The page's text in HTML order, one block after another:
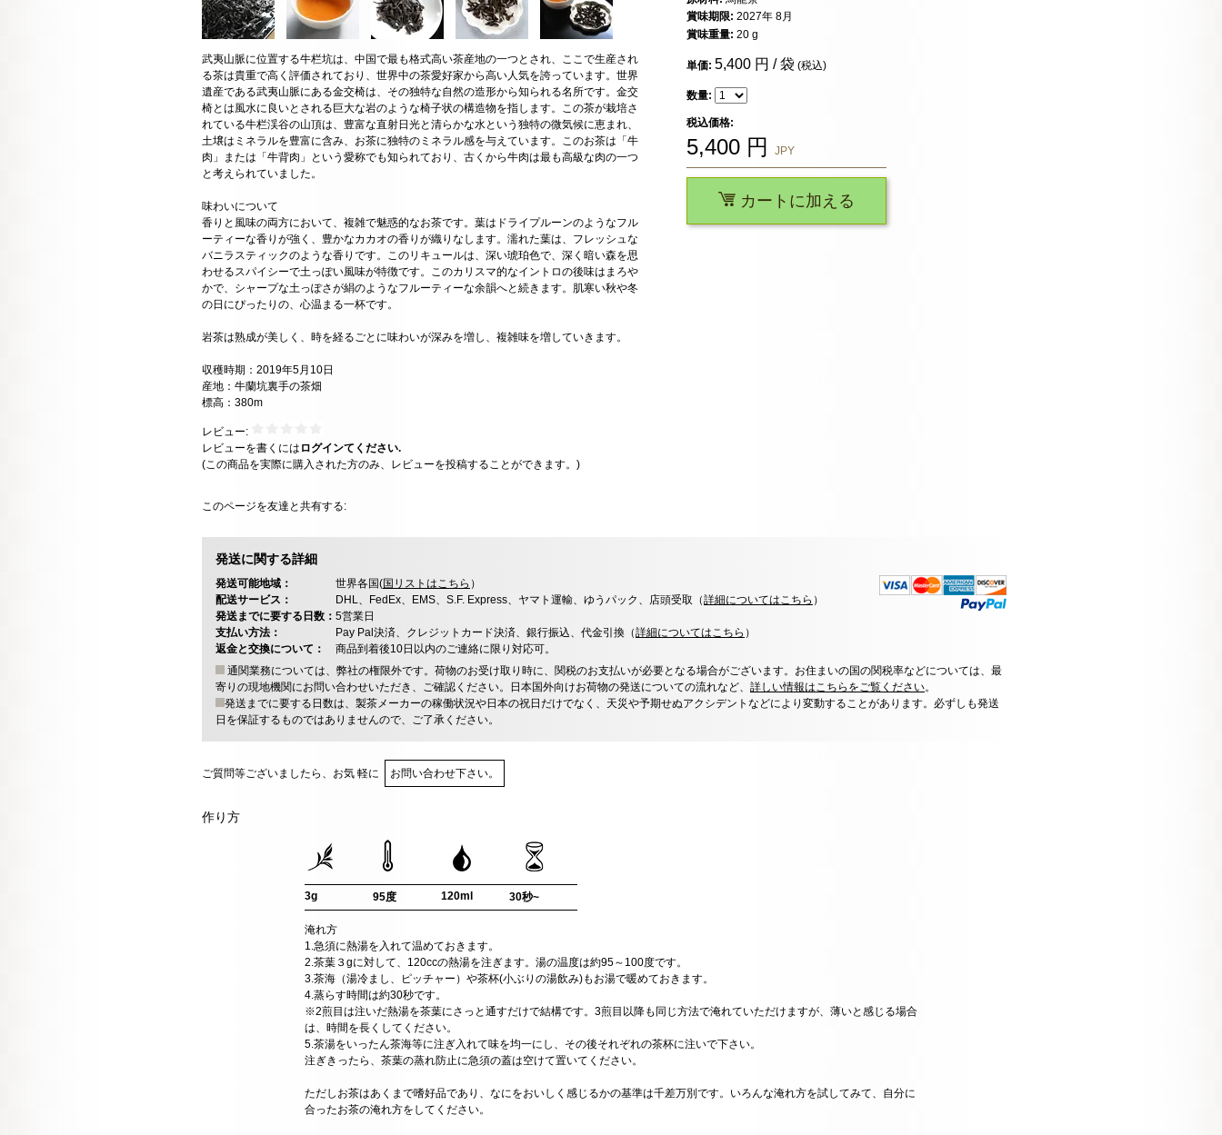
武夷山脈に位置する牛栏坑は、中国で最も格式高い茶産地の一つとされ、ここで生産され
る茶は貴重で高く評価されており、世界中の茶愛好家から高い人気を誇っています。世界
遺産である武夷山脈にある金交椅は、その独特な自然の造形から知られる名所です。金交
椅とは風水に良いとされる巨大な岩のような椅子状の構造物を指します。この茶が栽培さ
れている牛栏渓谷の山頂は、豊富な直射日光と清らかな水という独特の微気候に恵まれ、
土壌はミネラルを豊富に含み、お茶に独特のミネラル感を与えています。このお茶は「牛
肉」または「牛背肉」という愛称でも知られており、古くから牛肉は最も高級な肉の一つ
と考えられていました。
味わいについて
香りと風味の両方において、複雑で魅惑的なお茶です。葉はドライプルーンのようなフル
ーティーな香りが強く、豊かなカカオの香りが織りなします。濡れた葉は、フレッシュな
バニラスティックのような香りです。このリキュールは、深い琥珀色で、深く暗い森を思
わせるスパイシーで土っぽい風味が特徴です。このカリスマ的なイントロの後味はまろや
かで、シャープな土っぽさが絹のようなフルーティーな余韻へと続きます。肌寒い秋や冬
の日にぴったりの、心温まる一杯です。
岩茶は熟成が美しく、時を経るごとに味わいが深みを増し、複雑味を増していきます。
収穫時期：2019年5月10日
産地：牛蘭坑裏手の茶畑
標高：380m
レビュー:
レビューを書くには ログインてください.
(この商品を実際に購入された方のみ、レビューを投稿することができます。)
このページを友達と共有する:
賞味期限: 2027年 8月
賞味重量: 20 g
単価: 5,400 円 / 袋 (税込)
数量:
税込価格:
5,400 円 JPY
カートに加える
発送に関する詳細
発送可能地域： 世界各国(国リストはこちら ）
配送サービス：
DHL、FedEx、EMS、S.F. Express、ヤマト運輸、ゆうパック、店頭受取（詳細についてはこちら ）
発送までに要する日数： 5営業日
支払い方法：
Pay Pal決済、クレジットカード決済、銀行振込、代金引換（詳細についてはこちら ）
返金と交換について：
商品到着後10日以内のご連絡に限り対応可。
通関業務については、弊社の権限外です。荷物のお受け取り時に、関税のお支払いが必要となる場合がございます。お住まいの国の関税率などについては、最
寄りの現地機関にお問い合わせいただき、ご確認ください。日本国外向けお荷物の発送についての流れなど、 詳しい情報はこちらをご覧ください。
発送までに要する日数は、製茶メーカーの稼働状況や日本の祝日だけでなく、天災や予期せぬアクシデントなどにより変動することがあります。必ずしも発送
日を保証するものではありませんので、ご了承ください。
ご質問等ございましたら、お気 軽に お問い合わせ下さい。
作り方
3g 95度 120ml 30秒~
淹れ方
1.急須に熱湯を入れて温めておきます。
2.茶葉３gに対して、120ccの熱湯を注ぎます。湯の温度は約95～100度です。
3.茶海（湯冷まし、ピッチャー）や茶杯(小ぶりの湯飲み)もお湯で暖めておきます。
4.蒸らす時間は約30秒です。
※2煎目は注いだ熱湯を茶葉にさっと通すだけで結構です。3煎目以降も同じ方法で淹れていただけますが、薄いと感じる場合
は、時間を長くしてください。
5.茶湯をいったん茶海等に注ぎ入れて味を均一にし、その後それぞれの茶杯に注いで下さい。
注ぎきったら、茶葉の蒸れ防止に急須の蓋は空けて置いてください。
ただしお茶はあくまで嗜好品であり、なにをおいしく感じるかの基準は千差万別です。いろんな淹れ方を試してみて、自分に
合ったお茶の淹れ方をしてください。